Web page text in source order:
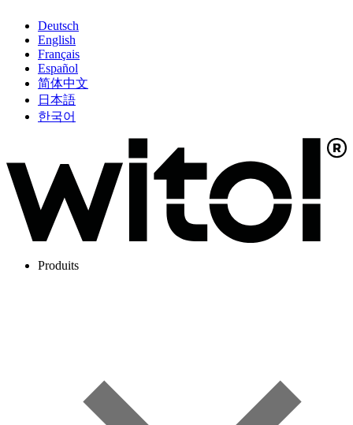
Deutsch
English
Français
Español
简体中文
日本語
한국어
Produits